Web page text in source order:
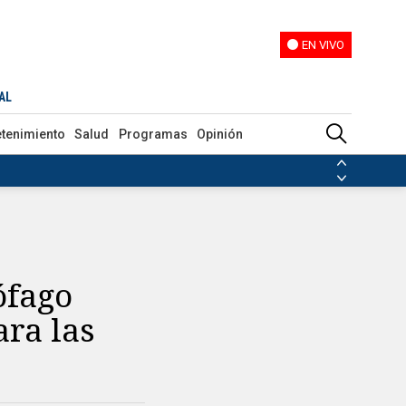
EN VIVO
Salud Programas Opinión
las